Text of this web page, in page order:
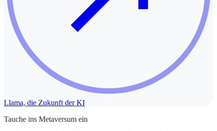
Llama, die Zukunft der KI
Tauche ins Metaversum ein